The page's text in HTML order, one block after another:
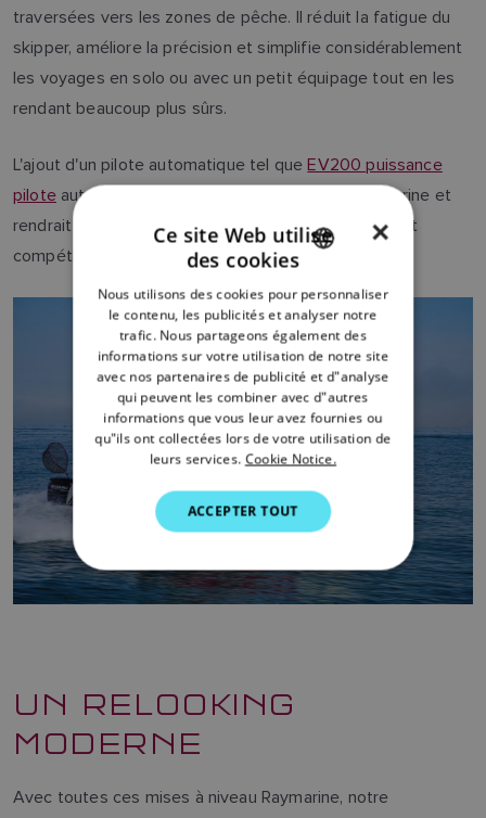
traversées vers les zones de pêche. Il réduit la fatigue du
skipper, améliore la précision et simplifie considérablement
les voyages en solo ou avec un petit équipage tout en les
rendant beaucoup plus sûrs.
L'ajout d'un pilote automatique tel queEV200 puissance
piloteautomatique compléterait notre suite Raymarine et
rendrait Rods and Ribbons encore plus performant et
compétitif.
UN RELOOKING
MODERNE
Avec toutes ces mises à niveau Raymarine, notre
FRENCH
DANISH
ITALIAN
SWEDISH
GERMAN
DUTCH
SPANISH
FINNISH
×
Ce site Web utilise
des cookies
Nous utilisons des cookies pour personnaliser
le contenu, les publicités et analyser notre
trafic. Nous partageons également des
informations sur votre utilisation de notre site
avec nos partenaires de publicité et d"analyse
qui peuvent les combiner avec d"autres
informations que vous leur avez fournies ou
qu"ils ont collectées lors de votre utilisation de
leurs services. Cookie Notice.
ACCEPTER TOUT